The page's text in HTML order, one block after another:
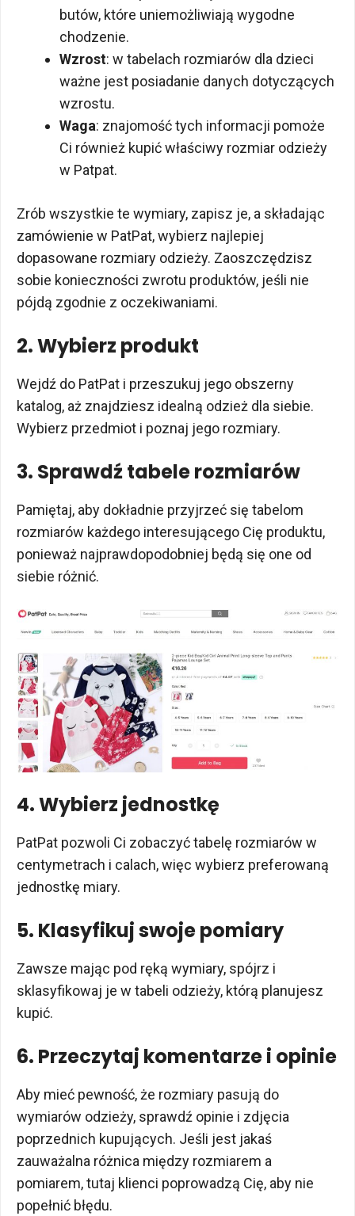
butów, które uniemożliwiają wygodne
chodzenie.
Wzrost: w tabelach rozmiarów dla dzieci
ważne jest posiadanie danych dotyczących
wzrostu.
Waga: znajomość tych informacji pomoże
Ci również kupić właściwy rozmiar odzieży
w Patpat.
Zrób wszystkie te wymiary, zapisz je, a składając
zamówienie w PatPat, wybierz najlepiej
dopasowane rozmiary odzieży. Zaoszczędzisz
sobie konieczności zwrotu produktów, jeśli nie
pójdą zgodnie z oczekiwaniami.
2. Wybierz produkt
Wejdź do PatPat i przeszukuj jego obszerny
katalog, aż znajdziesz idealną odzież dla siebie.
Wybierz przedmiot i poznaj jego rozmiary.
3. Sprawdź tabele rozmiarów
Pamiętaj, aby dokładnie przyjrzeć się tabelom
rozmiarów każdego interesującego Cię produktu,
ponieważ najprawdopodobniej będą się one od
siebie różnić.
4. Wybierz jednostkę
PatPat pozwoli Ci zobaczyć tabelę rozmiarów w
centymetrach i calach, więc wybierz preferowaną
jednostkę miary.
5. Klasyfikuj swoje pomiary
Zawsze mając pod ręką wymiary, spójrz i
sklasyfikowaj je w tabeli odzieży, którą planujesz
kupić.
6. Przeczytaj komentarze i opinie
Aby mieć pewność, że rozmiary pasują do
wymiarów odzieży, sprawdź opinie i zdjęcia
poprzednich kupujących. Jeśli jest jakaś
zauważalna różnica między rozmiarem a
pomiarem, tutaj klienci poprowadzą Cię, aby nie
popełnić błędu.